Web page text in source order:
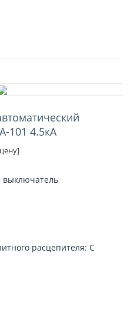
101 4.5кА
выключатель
расцепителя: C